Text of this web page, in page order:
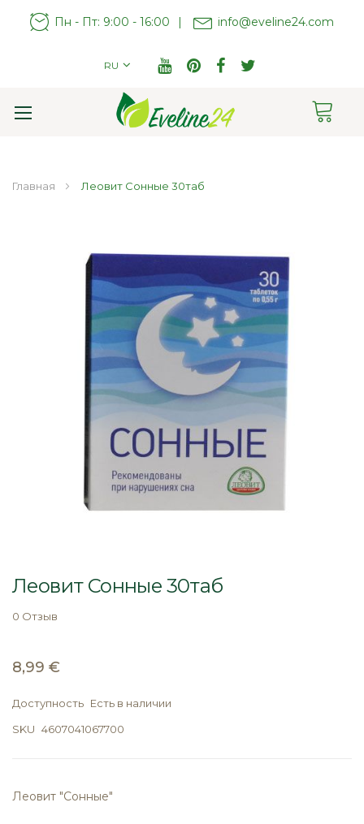
Пн - Пт: 9:00 - 16:00 | info@eveline24.com
RU
Главная Леовит Сонные 30таб
началу
галереи
Леовит Сонные 30таб
0 Отзыв
8,99 €
Доступность Есть в наличии
SKU 4607041067700
Леовит "Сонные"